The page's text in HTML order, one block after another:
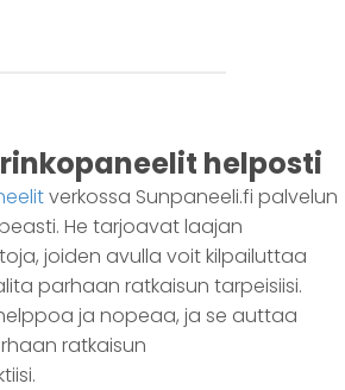
helposti
verkossa Sunpaneeli.fi palvelun
He tarjoavat laajan
joiden avulla voit kilpailuttaa
parhaan ratkaisun tarpeisiisi.
ja nopeaa, ja se auttaa
ratkaisun